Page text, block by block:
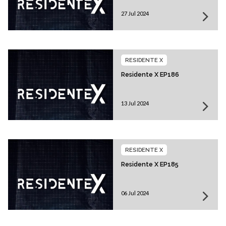
27 Jul 2024
Residente X EP186
RESIDENTE X
13 Jul 2024
Residente X EP185
RESIDENTE X
06 Jul 2024